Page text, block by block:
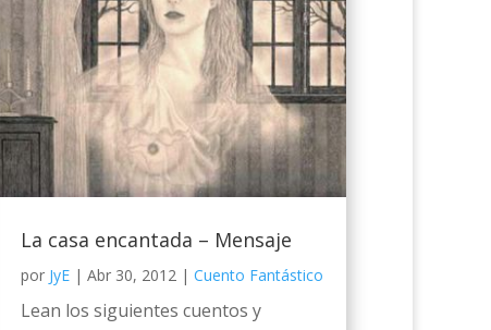
La casa encantada – Mensaje
por JyE| Abr 30, 2012| Cuento Fantástico
Lean los siguientes cuentos y